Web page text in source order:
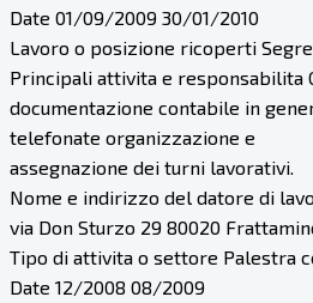
Date 01/09/2009 30/01/2010
Lavoro o posizione ricoperti
Principali attivita e responsabilita
documentazione contabile in
telefonate organizzazione e
assegnazione dei turni lavorativi.
Nome e indirizzo del datore di
via Don Sturzo 29 80020
Tipo di attivita o settore Palestra
Date 12/2008 08/2009